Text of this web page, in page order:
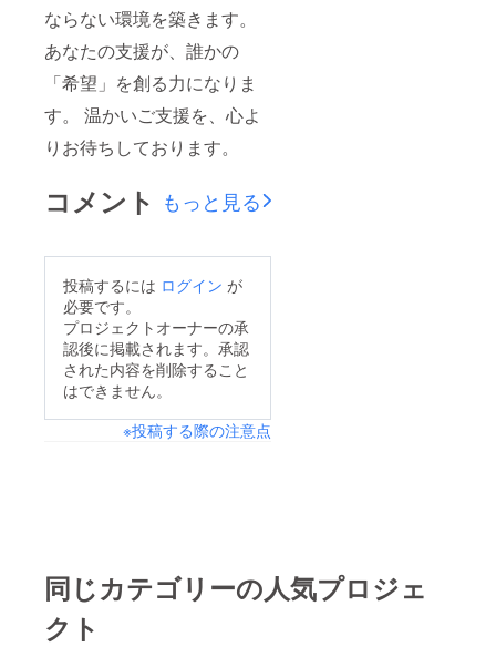
ならない環境を築きます。
あなたの支援が、誰かの
「希望」を創る力になりま
す。 温かいご支援を、心よ
りお待ちしております。
コメント もっと見る
投稿するには ログイン が
必要です。
プロジェクトオーナーの承
認後に掲載されます。承認
された内容を削除すること
はできません。
※投稿する際の注意点
同じカテゴリーの人気プロジェ
クト